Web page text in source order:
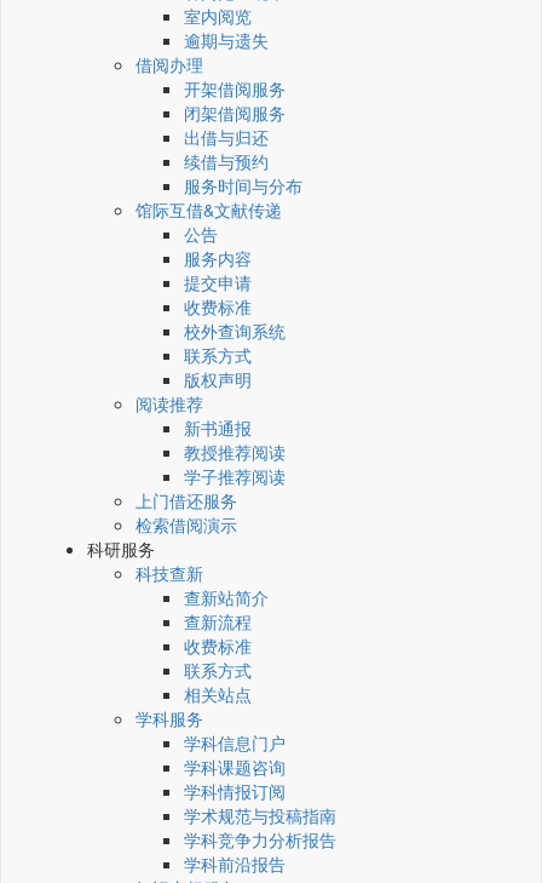
室内阅览
逾期与遗失
借阅办理
开架借阅服务
闭架借阅服务
出借与归还
续借与预约
服务时间与分布
馆际互借&文献传递
公告
服务内容
提交申请
收费标准
校外查询系统
联系方式
版权声明
阅读推荐
新书通报
教授推荐阅读
学子推荐阅读
上门借还服务
检索借阅演示
科研服务
科技查新
查新站简介
查新流程
收费标准
联系方式
相关站点
学科服务
学科信息门户
学科课题咨询
学科情报订阅
学术规范与投稿指南
学科竞争力分析报告
学科前沿报告